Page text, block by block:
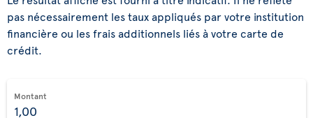
pas nécessairement les taux appliqués par votre institution
financière ou les frais additionnels liés à votre carte de
crédit.
Montant